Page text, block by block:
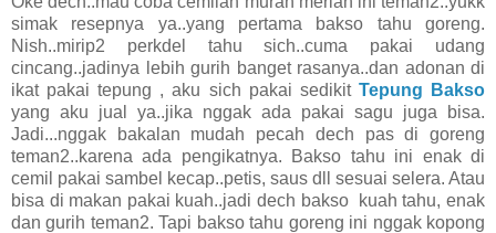
simak resepnya ya..yang pertama bakso tahu goreng.
Nish..mirip2 perkdel tahu sich..cuma pakai udang
cincang..jadinya lebih gurih banget rasanya..dan adonan di
ikat pakai tepung , aku sich pakai sedikit Tepung Bakso
yang aku jual ya..jika nggak ada pakai sagu juga bisa.
Jadi...nggak bakalan mudah pecah dech pas di goreng
teman2..karena ada pengikatnya. Bakso tahu ini enak di
cemil pakai sambel kecap..petis, saus dll sesuai selera. Atau
bisa di makan pakai kuah..jadi dech bakso kuah tahu, enak
dan gurih teman2. Tapi bakso tahu goreng ini nggak kopong